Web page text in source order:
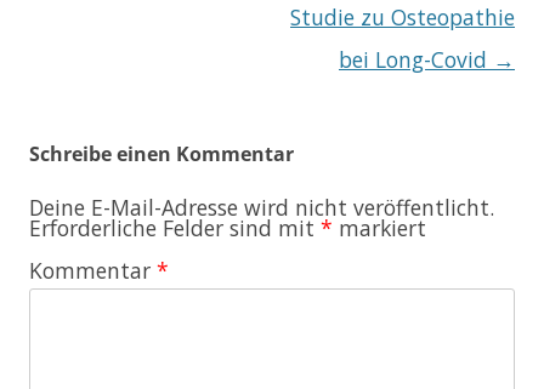
Studie zu Osteopathie
bei Long-Covid →
Schreibe einen Kommentar
Deine E-Mail-Adresse wird nicht veröffentlicht.
Erforderliche Felder sind mit * markiert
Kommentar *